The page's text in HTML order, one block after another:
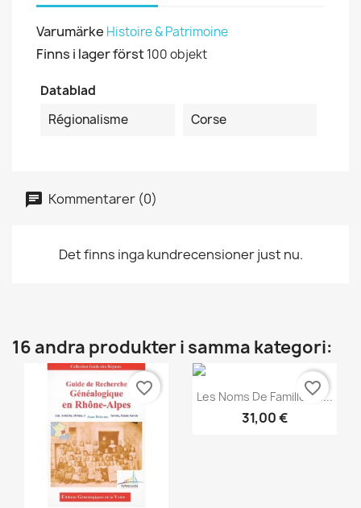
Varumärke Histoire & Patrimoine
Finns i lager först100 objekt
Datablad
Régionalisme
Corse
Kommentarer (0)
Det finns inga kundrecensioner just nu.
16 andra produkter i samma kategori:
favorite_border Snabbvy
Les Noms De Famille En...
31,00 €
favorite_border